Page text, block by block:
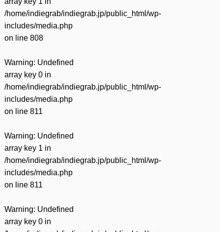
/home/indiegrab/indiegrab.jp/public_html/wp-
includes/media.php
on line 808
Warning: Undefined
array key 0 in
/home/indiegrab/indiegrab.jp/public_html/wp-
includes/media.php
on line 811
Warning: Undefined
array key 1 in
/home/indiegrab/indiegrab.jp/public_html/wp-
includes/media.php
on line 811
Warning: Undefined
array key 0 in